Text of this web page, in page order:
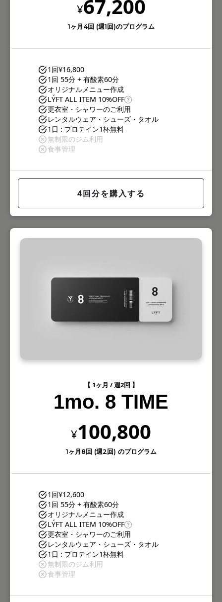
¥67,200
1ヶ月4回 (週1回)のプログラム
1回¥16,800
1回 55分 + 有酸素60分
オリジナルメニュー作成
LÝFT ALL ITEM 10%OFF
更衣室・シャワーのご利用
レンタルウェア・シューズ・タオル
1日 : プロテイン1杯無料
無制限のジム利用
食事管理
4回分を購入する
【 1ヶ月 / 週2回 】
1mo. 8 TIME
¥100,800
1ヶ月8回 (週2回) のプログラム
1回¥12,600
1回 55分 + 有酸素60分
オリジナルメニュー作成
LÝFT ALL ITEM 10%OFF
更衣室・シャワーのご利用
レンタルウェア・シューズ・タオル
1日 : プロテイン1杯無料
無制限のジム利用
食事管理